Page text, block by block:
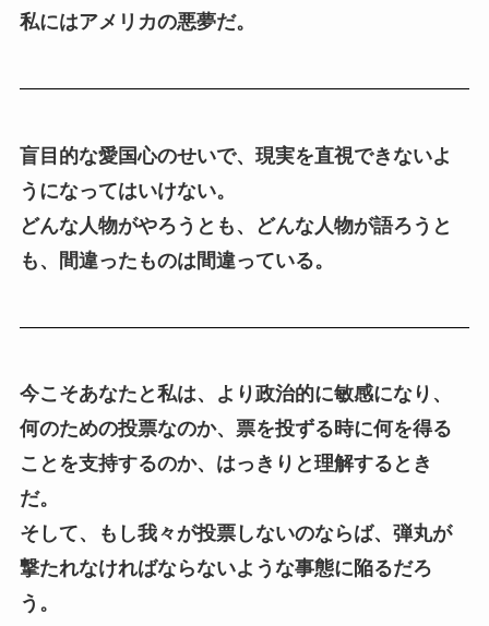
私にはアメリカの悪夢だ。
盲目的な愛国心のせいで、現実を直視できないよ
うになってはいけない。
どんな人物がやろうとも、どんな人物が語ろうと
も、間違ったものは間違っている。
今こそあなたと私は、より政治的に敏感になり、
何のための投票なのか、票を投ずる時に何を得る
ことを支持するのか、はっきりと理解するとき
だ。
そして、もし我々が投票しないのならば、弾丸が
撃たれなければならないような事態に陥るだろ
う。